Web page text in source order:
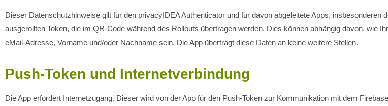
Dieser Datenschutzhinweise gilt für den privacyIDEA Authenticator und für davon abgeleitete Apps,
ausgerollten Token, die im QR-Code während des Rollouts übertragen werden. Dies können abhängig davon, wie
eMail-Adresse, Vorname und/oder Nachname sein. Die App überträgt diese Daten an keine weitere Stellen.
Push-Token und Internetverbindung
Die App erfordert Internetzugang. Dieser wird von der App für den Push-Token zur Kommunikation mit dem